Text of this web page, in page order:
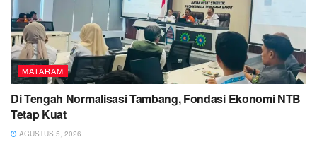
MATARAM
Di Tengah Normalisasi Tambang, Fondasi Ekonomi NTB
Tetap Kuat
AGUSTUS 5, 2026